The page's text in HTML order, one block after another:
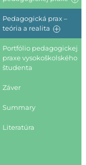
Taxonómie
vysokoškolských
študentov v súčasnej
Osobnosť
vysokoškolského
právnej legislatíve
Osobnosť
vysokoškolského učiteľa
a jeho vzťah k študentom
Pedagogická prax –
teória a realita
Pedagogická prax –
teoretické vymedzenia
pedagogickej praxe
Subjekty a prostredie
Portfólio pedagogickej
praxe vysokoškolského
študenta
Záver
Summary
Literatúra